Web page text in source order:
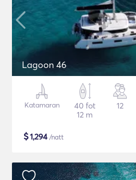
Lagoon 46
Katamaran
40 fot
12 m
12
$1,294/natt